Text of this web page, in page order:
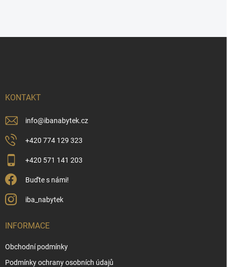
KONTAKT
info@ibanabytek.cz
+420 774 129 323
+420 571 141 203
Buďte s námi!
iba_nabytek
INFORMACE
Obchodní podmínky
Podmínky ochrany osobních údajů